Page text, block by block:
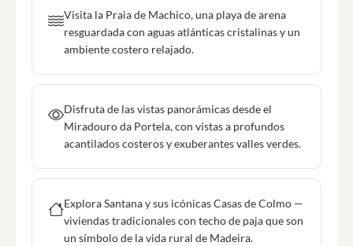
Visita la Praia de Machico, una playa de arena
resguardada con aguas atlánticas cristalinas y un
ambiente costero relajado.
Disfruta de las vistas panorámicas desde el
Miradouro da Portela, con vistas a profundos
acantilados costeros y exuberantes valles verdes.
Explora Santana y sus icónicas Casas de Colmo —
viviendas tradicionales con techo de paja que son
un símbolo de la vida rural de Madeira.